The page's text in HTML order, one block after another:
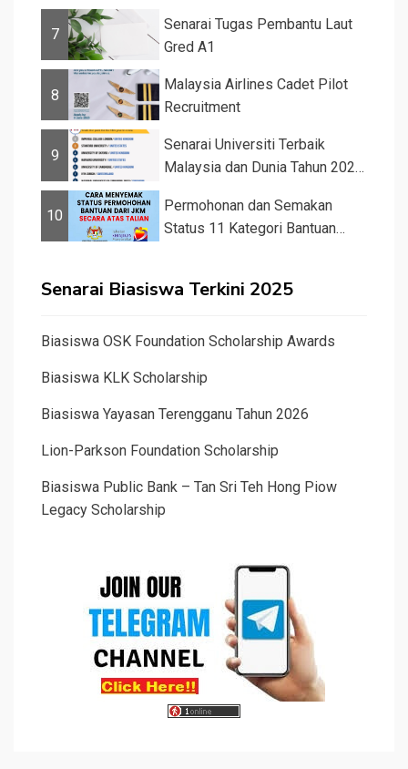
7
Senarai Tugas Pembantu Laut
Gred A1
8
Malaysia Airlines Cadet Pilot
Recruitment
9
Senarai Universiti Terbaik
Malaysia dan Dunia Tahun 2026
10
Permohonan dan Semakan
Status 11 Kategori Bantuan
Senarai Biasiswa Terkini 2025
Biasiswa OSK Foundation Scholarship Awards
Biasiswa KLK Scholarship
Biasiswa Yayasan Terengganu Tahun 2026
Lion-Parkson Foundation Scholarship
Biasiswa Public Bank – Tan Sri Teh Hong Piow
Legacy Scholarship